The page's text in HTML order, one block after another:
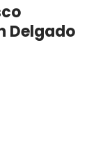
Delgado